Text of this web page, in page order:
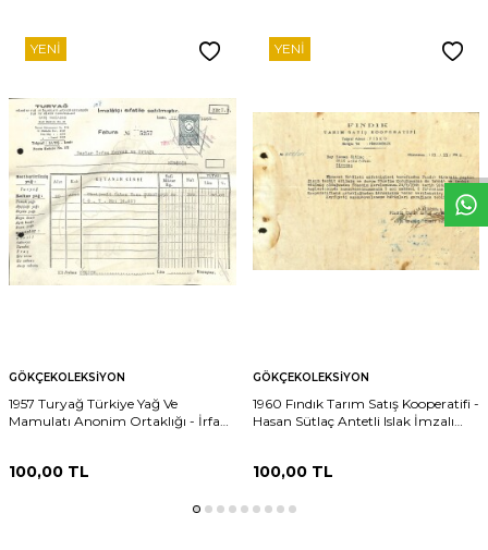
W
h
t
s
p
p
D
e
s
e
H
a
t
t
YENI
GÖKÇEKOLEKSIYON
1957 Turyağ Türkiye Yağ Ve
Mamulatı Anonim Ortaklığı - İrfan
100,00 TL
YENI
GÖKÇEKOLEKSIYON
1960 Fındık Tarım Satış Kooperatifi -
Hasan Sütlaç Antetli Islak İmzalı
100,00TL